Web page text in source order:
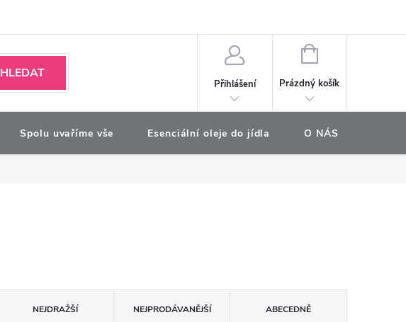
HLEDAT
Přihlášení
NÁKUPNÍ
Prázdný košík
Spolu uvaříme vše Esenciální oleje do jídla O NÁS
NEJDRAŽŠÍ NEJPRODÁVANĚJŠÍ ABECEDNĚ